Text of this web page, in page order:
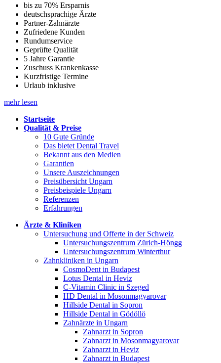
bis zu 70% Ersparnis
deutschsprachige Ärzte
Partner-Zahnärzte
Zufriedene Kunden
Rundumservice
Geprüfte Qualität
5 Jahre Garantie
Zuschuss Krankenkasse
Kurzfristige Termine
Urlaub inklusive
mehr lesen
Startseite
Qualität & Preise
10 Gute Gründe
Das bietet Dental Travel
Bekannt aus den Medien
Garantien
Unsere Auszeichnungen
Preisübersicht Ungarn
Preisbeispiele Ungarn
Referenzen
Erfahrungen
Ärzte & Kliniken
Untersuchung und Offerte in der Schweiz
Untersuchungszentrum Zürich-Höngg
Untersuchungszentrum Winterthur
Zahnkliniken in Ungarn
CosmoDent in Budapest
Lotus Dental in Heviz
C-Vitamin Clinic in Szeged
HD Dental in Mosonmagyarovar
Hillside Dental in Sopron
Hillside Dental in Gödöllö
Zahnärzte in Ungarn
Zahnarzt in Sopron
Zahnarzt in Mosonmagyarovar
Zahnarzt in Heviz
Zahnarzt in Budapest